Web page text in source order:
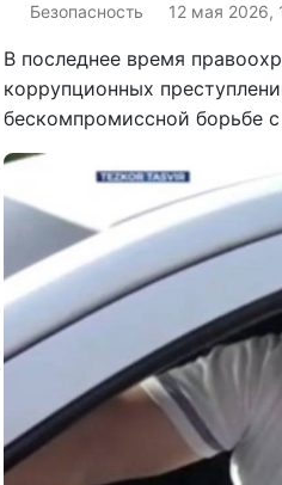
Безопасность 12 мая 2026,
В последнее время
коррупционных
бескомпромиссной борьбе